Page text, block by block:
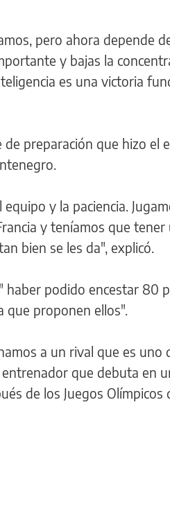
pero ahora depende
y bajas la
es una victoria
preparación que hizo el
y la paciencia.
y teníamos que
bien se les da", explicó.
haber podido encestar 80
proponen ellos".
a un rival que es uno
que debuta en
de los Juegos Olímpicos